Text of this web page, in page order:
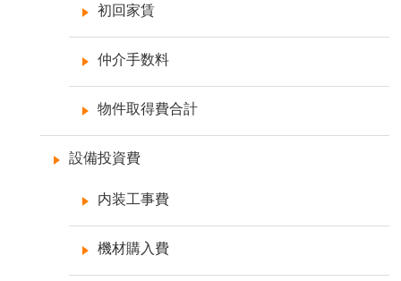
初回家賃
仲介手数料
物件取得費合計
設備投資費
内装工事費
機材購入費